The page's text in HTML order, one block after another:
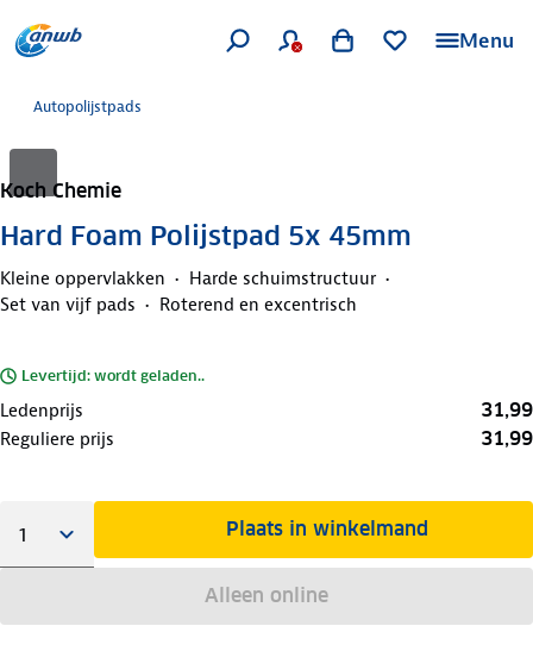
Menu
Autopolijstpads
Koch Chemie
Hard Foam Polijstpad 5x 45mm
Kleine oppervlakken
Harde schuimstructuur
Set van vijf pads
Roterend en excentrisch
Levertijd: wordt geladen..
Ledenprijs 31,99
Reguliere prijs 31,99
Plaats in winkelmand
Alleen online